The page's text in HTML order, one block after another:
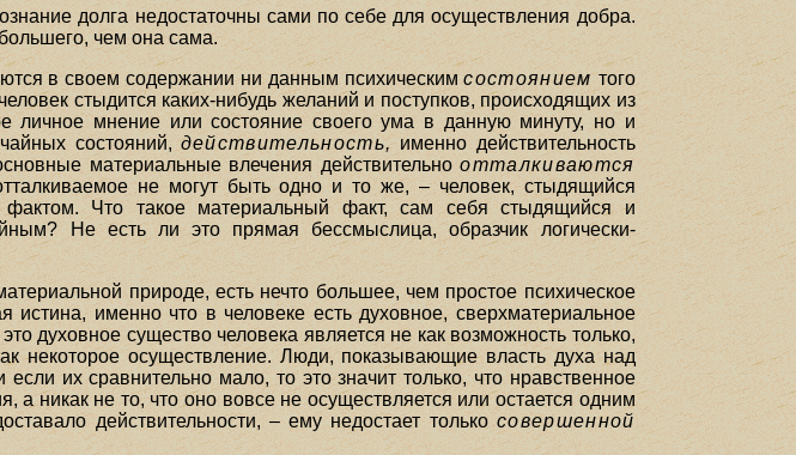
долга недостаточны сами по себе для осуществления добра.
чем она сама.
в своем содержании ни данным психическимсостояниемтого
стыдится каких-нибудь желаний и поступков, происходящих из
личное мнение или состояние своего ума в данную минуту, но и
состояний,действительность,именно действительность
материальные влечения действительноотталкиваются
не могут быть одно и то же, – человек, стыдящийся
Что такое материальный факт, сам себя стыдящийся и
Не есть ли это прямая бессмыслица, образчик логически-
природе, есть нечто большее, чем простое психическое
именно что в человеке есть духовное, сверхматериальное
духовное существо человека является не как возможность только,
некоторое осуществление. Люди, показывающие власть духа над
их сравнительно мало, то это значит только, что нравственное
а никак не то, что оно вовсе не осуществляется или остается одним
действительности, – ему недостает толькосовершенной